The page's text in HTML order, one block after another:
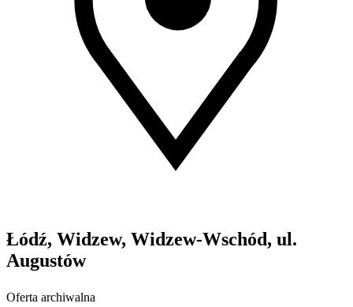
Łódź, Widzew, Widzew-Wschód, ul.
Augustów
Oferta archiwalna